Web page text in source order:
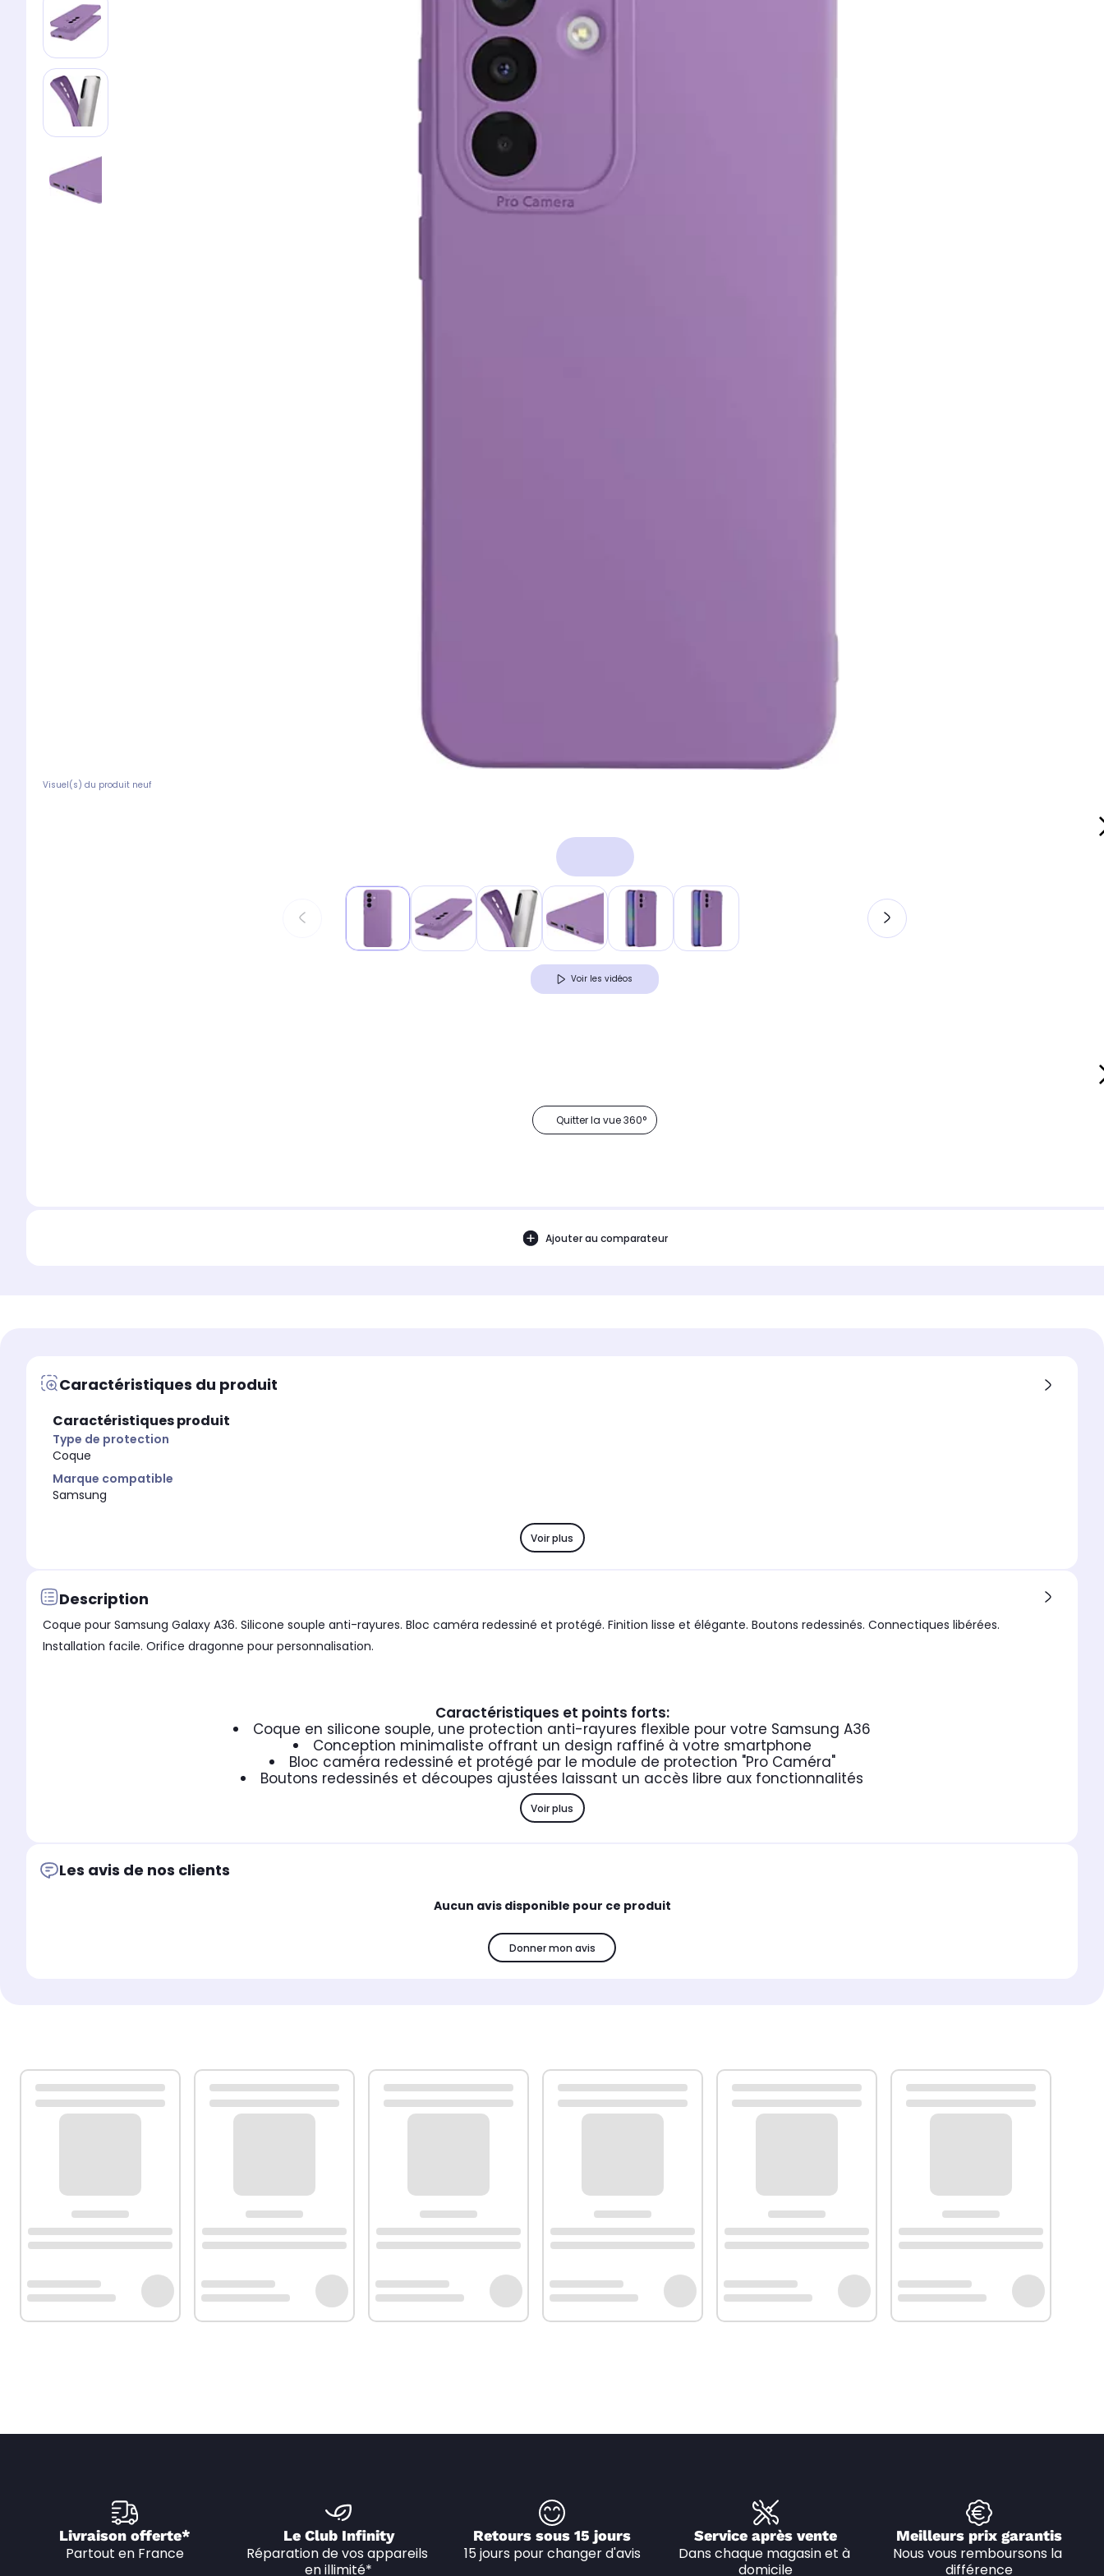
Visuel(s) du produit neuf
Voir les vidéos
Quitter la vue 360°
Ajouter au comparateur
Caractéristiques du produit
Caractéristiques produit
Type de protection
Coque
Marque compatible
Samsung
Voir plus
Description
Coque pour Samsung Galaxy A36. Silicone souple anti-rayures. Bloc caméra redessiné et protégé. Finition lisse et élégante. Boutons redessinés. Connectiques libérées.
Installation facile. Orifice dragonne pour personnalisation.
Caractéristiques et points forts:
Coque en silicone souple, une protection anti-rayures flexible pour votre Samsung A36
Conception minimaliste offrant un design raffiné à votre smartphone
Bloc caméra redessiné et protégé par le module de protection "Pro Caméra"
Boutons redessinés et découpes ajustées laissant un accès libre aux fonctionnalités
Voir plus
Les avis de nos clients
Aucun avis disponible pour ce produit
Donner mon avis
Livraison offerte*
Partout en France
Le Club Infinity
Réparation de vos appareils
en illimité*
Retours sous 15 jours
15 jours pour changer d'avis
Service après vente
Dans chaque magasin et à
domicile
Meilleurs prix garantis
Nous vous remboursons la
différence